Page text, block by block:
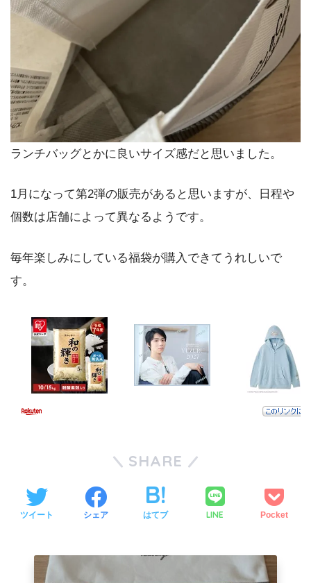
ランチバッグとかに良いサイズ感だと思いました。
1月になって第2弾の販売があると思いますが、日程や
個数は店舗によって異なるようです。
毎年楽しみにしている福袋が購入できてうれしいで
す。
SHARE
ツイート シェア はてブ LINE Pocket